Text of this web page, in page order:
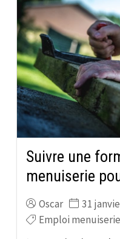
Suivre une
menuiserie
Oscar 31
Emploi menuiserie